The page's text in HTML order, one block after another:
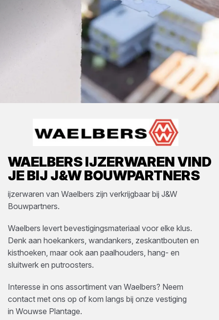
WAELBERSIJZERWARENVIND
JE BIJ J&W BOUWPARTNERS
ijzerwaren van Waelbers zijn verkrijgbaar bij J&W
Bouwpartners.
Waelbers levert bevestigingsmateriaal voor elke klus.
Denk aan hoekankers, wandankers, zeskantbouten en
kisthoeken, maar ook aan paalhouders, hang- en
sluitwerk en putroosters.
Interesse in ons assortiment van Waelbers? Neem
contact met ons op of kom langs bij onze vestiging
in Wouwse Plantage.